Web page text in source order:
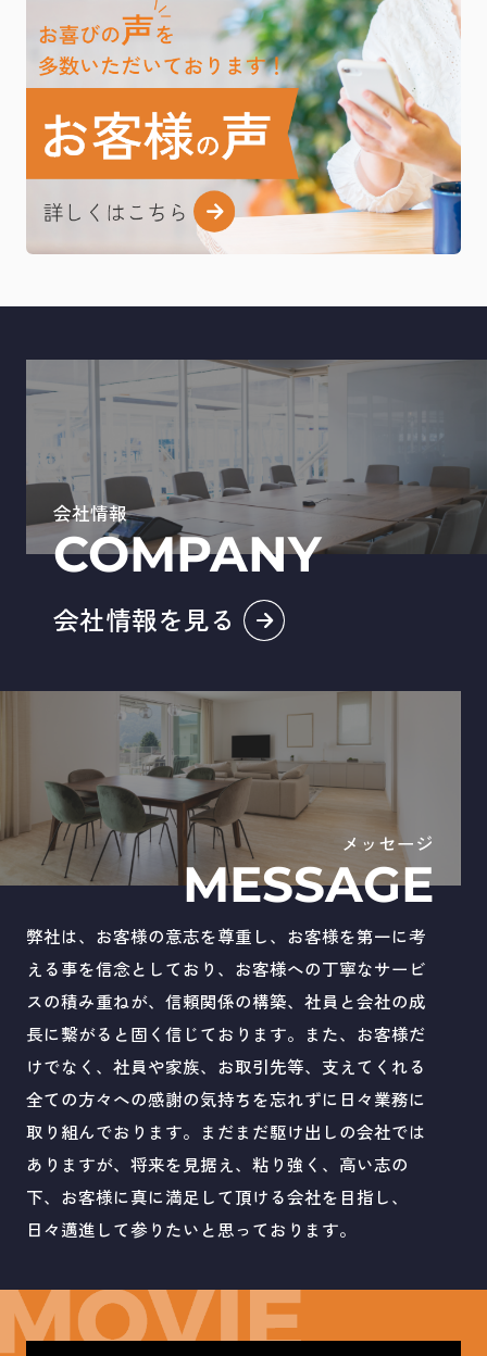
日頃より株式会社ヒトトイエをご愛顧頂き誠に有難うござい
ます。
誠に勝手ながら、弊社は、下記の期日を年末年始休業とさせ
ていただきます。
１２月２７日（土）～１月４日（日）
１月５日（月曜日）より、通常営業となります。
が、何卒ご了承のほど、お願い申し上げます。
げます。
緊急の方は ＬＩＮＥ
でお問合せもしくは下記のメール
にてご連絡ください。
連絡はLINEでも受け付けております！！
～ＬＩＮＥで連絡はこちら～
☆LINE登録方法
②『認証コード』をコピーして『友だち追加』をクリッ
ク
来店ご予約や入居者様、オーナー様は下記メールにて受け付
けております。
お問合せファーム
何卒宜しくお願いいたします。
2025.11.02
社内研修休業のお知らせ
日頃より株式会社ヒトトイエをご愛顧頂き誠に有難うござい
ます。
誠に勝手ながら、弊社は下記の期日を社内研修休業
とさせていただきます。
１１月４日（火）～１１月６日(木)
休業期間は何かとご迷惑をおかけいたしますが
何卒ご了承のほど、お願い申し上げます。
＝＝＝＝＝＝＝＝＝＝＝＝＝＝＝＝＝＝＝＝＝＝＝＝＝＝＝
会社情報
COMPANY
会社情報を見る
メッセージ
MESSAGE
弊社は、お客様の意志を尊重し、お客様を第一に考
える事を信念としており、お客様への丁寧なサービ
スの積み重ねが、信頼関係の構築、社員と会社の成
長に繋がると固く信じております。また、お客様だ
けでなく、社員や家族、お取引先等、支えてくれる
全ての方々への感謝の気持ちを忘れずに日々業務に
取り組んでおります。まだまだ駆け出しの会社では
ありますが、将来を見据え、粘り強く、高い志の
下、お客様に真に満足して頂ける会社を目指し、
日々邁進して参りたいと思っております。